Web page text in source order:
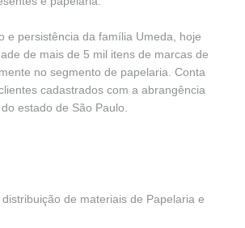
e persistência da família Umeda, hoje
de mais de 5 mil itens de marcas de
no segmento de papelaria. Conta
cadastrados com a abrangência
estado de São Paulo.
de materiais de Papelaria e